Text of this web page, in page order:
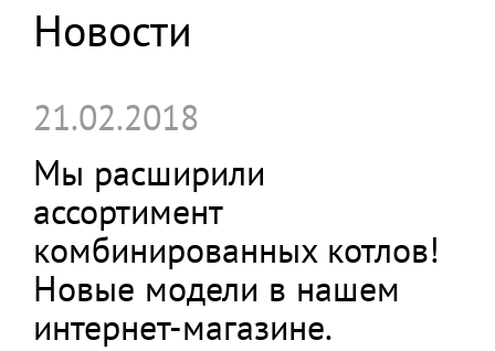
Новости
21.02.2018
Мы расширили
ассортимент
комбинированных котлов!
Новые модели в нашем
интернет-магазине.